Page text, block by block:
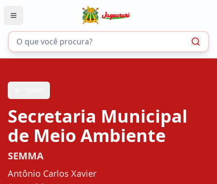
Secretaria Municipal
de Meio Ambiente
SEMMA
Antônio Carlos Xavier